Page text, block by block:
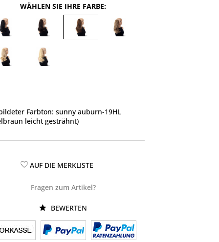
WÄHLEN SIE IHRE FARBE:
Farbton: sunny auburn-19HL
leicht gesträhnt)
AUF DIE MERKLISTE
Fragen zum Artikel?
BEWERTEN